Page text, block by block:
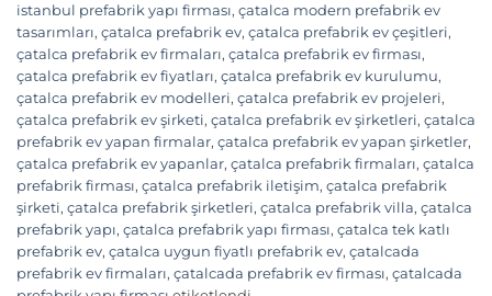
istanbul prefabrik yapı firması, çatalca modern prefabrik ev
tasarımları, çatalca prefabrik ev, çatalca prefabrik ev çeşitleri,
çatalca prefabrik ev firmaları, çatalca prefabrik ev firması,
çatalca prefabrik ev fiyatları, çatalca prefabrik ev kurulumu,
çatalca prefabrik ev modelleri, çatalca prefabrik ev projeleri,
çatalca prefabrik ev şirketi, çatalca prefabrik ev şirketleri, çatalca
prefabrik ev yapan firmalar, çatalca prefabrik ev yapan şirketler,
çatalca prefabrik ev yapanlar, çatalca prefabrik firmaları, çatalca
prefabrik firması, çatalca prefabrik iletişim, çatalca prefabrik
şirketi, çatalca prefabrik şirketleri, çatalca prefabrik villa, çatalca
prefabrik yapı, çatalca prefabrik yapı firması, çatalca tek katlı
prefabrik ev, çatalca uygun fiyatlı prefabrik ev, çatalcada
prefabrik ev firmaları, çatalcada prefabrik ev firması, çatalcada